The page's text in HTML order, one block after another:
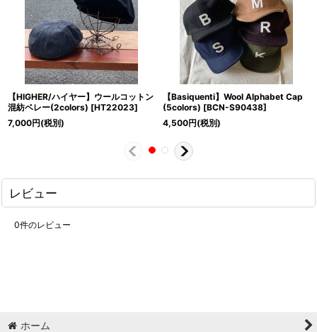
【HIGHER/ハイヤー】ウールコットン
混紡ベレー(2colors) [HT22023]
7,000円(税別)
【Basiquenti】Wool Alphabet Cap
(5colors) [BCN-S90438]
4,500円(税別)
レビュー
0件のレビュー
ホーム